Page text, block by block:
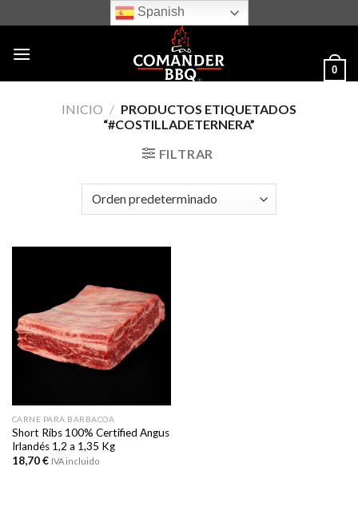
to
content
Spanish
0
INICIO / PRODUCTOS ETIQUETADOS
“#COSTILLADETERNERA”
FILTRAR
CARNE PARA BARBACOA
Short Ribs 100% Certified Angus
Irlandés 1,2 a 1,35 Kg
18,70€ IVA incluido